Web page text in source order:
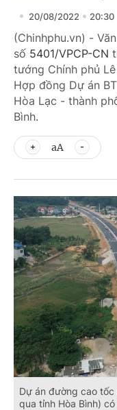
20/08/2022 20:30
(Chinhphu.vn) -
số 5401/VPCP-CN
tướng Chính phủ
Hợp đồng Dự án
Hòa Lạc - thành
Bình.
aA
Dự án đường cao tốc
qua tỉnh Hòa Bình)